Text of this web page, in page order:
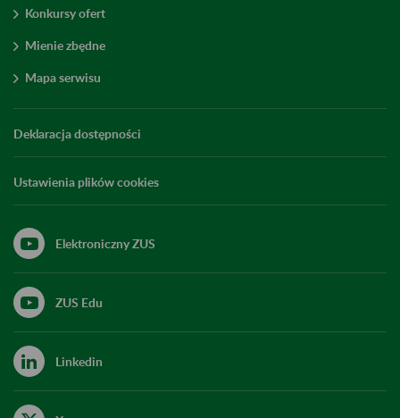
Konkursy ofert
Mienie zbędne
Mapa serwisu
Deklaracja dostępności
Ustawienia plików cookies
Elektroniczny ZUS
ZUS Edu
Linkedin